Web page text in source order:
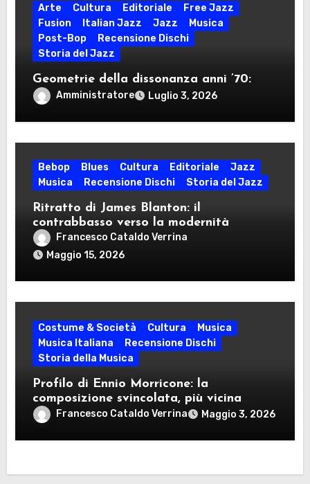
Arte Cultura Editoriale
Free Jazz
Fusion
Italian Jazz Jazz
Musica
Post-Bop
Recensione Dischi
Storia del Jazz
Geometrie della dissonanza anni ’70:
dodecafonia, rigore seriale, free jazz e
militanza ideologica nel decennio della
contestazione
Amministratore Luglio 3, 2026
Bebop Blues Cultura Editoriale
Jazz
Musica
Recensione Dischi Storia del Jazz
Ritratto di James Blanton: il
contrabbasso verso la modernità
Francesco Cataldo Verrina
Maggio 15, 2026
Costume & Società Cultura
Musica
Musica Italiana
Recensione Dischi
Storia della Musica
Profilo di Ennio Morricone: la
composizione svincolata, più vicina
idealmente al modulo jazzistico che al
Francesco Cataldo Verrina Maggio 3, 2026